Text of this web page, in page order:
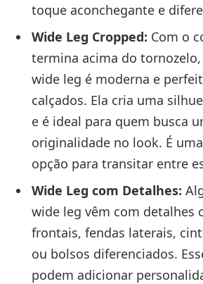
toque aconchegante e
Wide Leg Cropped: Com o
termina acima do tornozelo,
wide leg é moderna e
calçados. Ela cria uma
e é ideal para quem busca
originalidade no look. É
opção para transitar entre
Wide Leg com Detalhes:
wide leg vêm com detalhes
frontais, fendas laterais,
ou bolsos diferenciados.
podem adicionar